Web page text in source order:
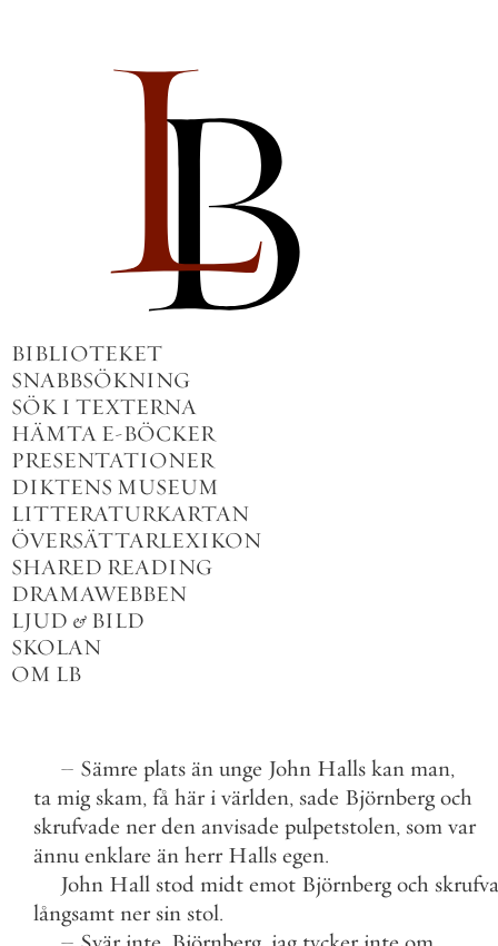
BIBLIOTEKET
SNABBSÖKNING
SÖK I TEXTERNA
HÄMTA E-BÖCKER
PRESENTATIONER
DIKTENS MUSEUM
LITTERATURKARTAN
ÖVERSÄTTARLEXIKON
SHARED READING
DRAMAWEBBEN
LJUD & BILD
SKOLAN
OM LB
– Sämre plats än unge John Halls kan man,
ta mig skam, få här i världen, sade Björnberg och
skrufvade ner den anvisade pulpetstolen, som var
ännu enklare än herr Halls egen.
John Hall stod midt emot Björnberg och
långsamt ner sin stol.